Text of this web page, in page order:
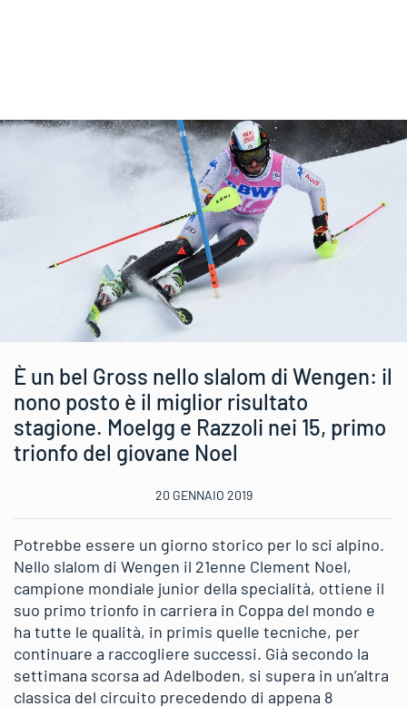
È un bel Gross nello slalom di Wengen: il
nono posto è il miglior risultato
stagione. Moelgg e Razzoli nei 15, primo
trionfo del giovane Noel
20 GENNAIO 2019
Potrebbe essere un giorno storico per lo sci alpino.
Nello slalom di Wengen il 21enne Clement Noel,
campione mondiale junior della specialità, ottiene il
suo primo trionfo in carriera in Coppa del mondo e
ha tutte le qualità, in primis quelle tecniche, per
continuare a raccogliere successi. Già secondo la
settimana scorsa ad Adelboden, si supera in un’altra
classica del circuito precedendo di appena 8